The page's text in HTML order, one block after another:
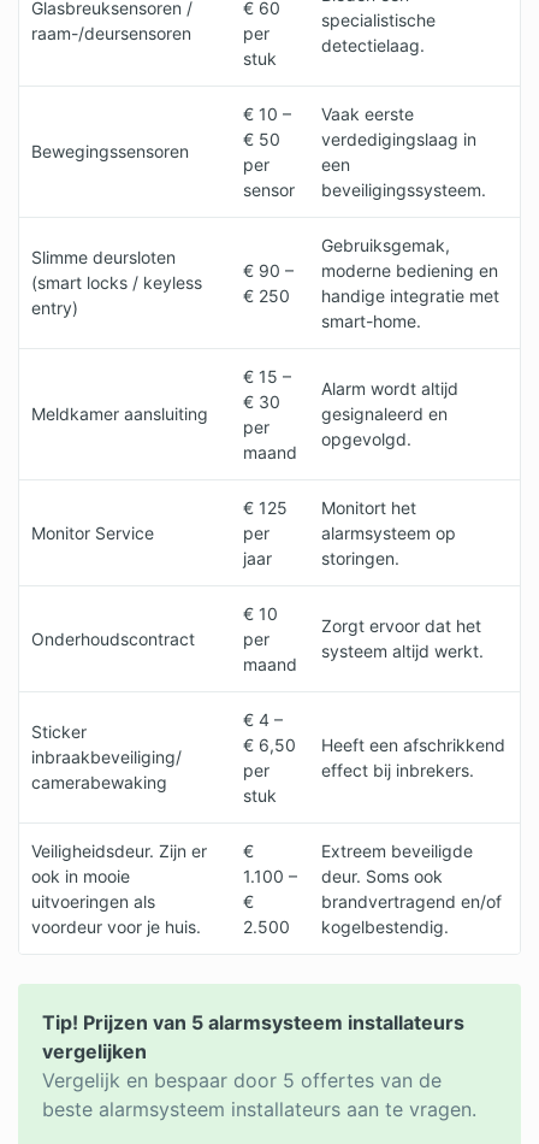
Glasbreuksensoren /
raam-/deursensoren
€ 60
per
stuk
specialistische
detectielaag.
Bewegingssensoren
€ 10 –
€ 50
per
sensor
Vaak eerste
verdedigingslaag in
een
beveiligingssysteem.
Slimme deursloten
(smart locks / keyless
entry)
€ 90 –
€ 250
Gebruiksgemak,
moderne bediening en
handige integratie met
smart-home.
Meldkamer aansluiting
€ 15 –
€ 30
per
maand
Alarm wordt altijd
gesignaleerd en
opgevolgd.
Monitor Service
€ 125
per
jaar
Monitort het
alarmsysteem op
storingen.
Onderhoudscontract
€ 10
per
maand
Zorgt ervoor dat het
systeem altijd werkt.
Sticker
inbraakbeveiliging/
camerabewaking
€ 4 –
€ 6,50
per
stuk
Heeft een afschrikkend
effect bij inbrekers.
Veiligheidsdeur. Zijn er
ook in mooie
uitvoeringen als
voordeur voor je huis.
€
1.100 –
€
2.500
Extreem beveiligde
deur. Soms ook
brandvertragend en/of
kogelbestendig.
Tip! Prijzen van 5 alarmsysteem installateurs
vergelijken
Vergelijk en bespaar door 5 offertes van de
beste alarmsysteem installateurs aan te vragen.